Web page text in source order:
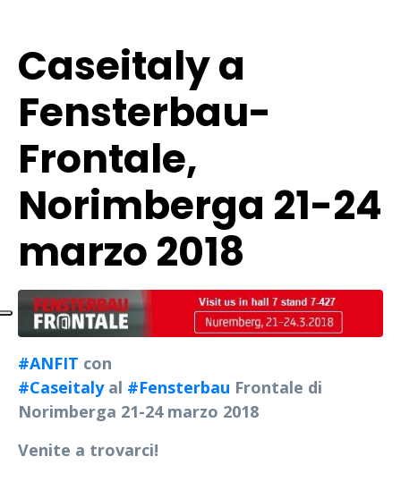
Caseitaly a
Fensterbau-
Frontale,
Norimberga 21-24
marzo 2018
#ANFIT con
#Caseitalyal #Fensterbau Frontale di
Norimberga 21-24 marzo 2018
Venite a trovarci!